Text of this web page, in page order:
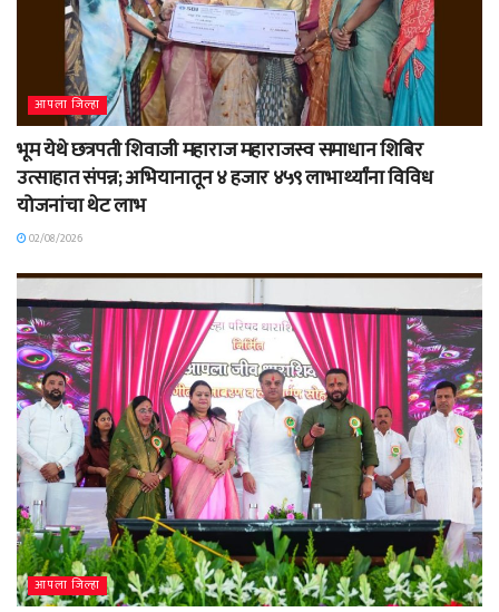
आपला जिल्हा
भूम येथे छत्रपती शिवाजी महाराज महाराजस्व समाधान शिबिर
उत्साहात संपन्न; अभियानातून ४ हजार ४५९ लाभार्थ्यांना विविध
योजनांचा थेट लाभ
02/08/2026
आपला जिल्हा